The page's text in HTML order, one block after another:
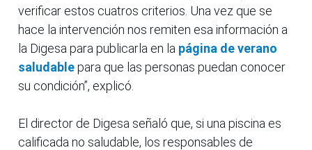
verificar estos cuatros criterios. Una vez que se
hace la intervención nos remiten esa información a
la Digesa para publicarla en la página de verano
saludablepara que las personas puedan conocer
su condición”, explicó.
El director de Digesa señaló que, si una piscina es
calificada no saludable, los responsables de